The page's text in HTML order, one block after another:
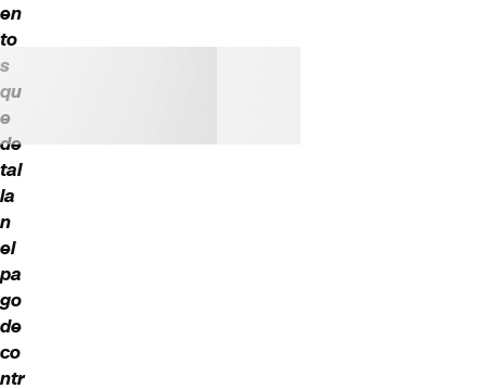
en
to
s
qu
e
de
tal
la
n
el
pa
go
de
co
ntr